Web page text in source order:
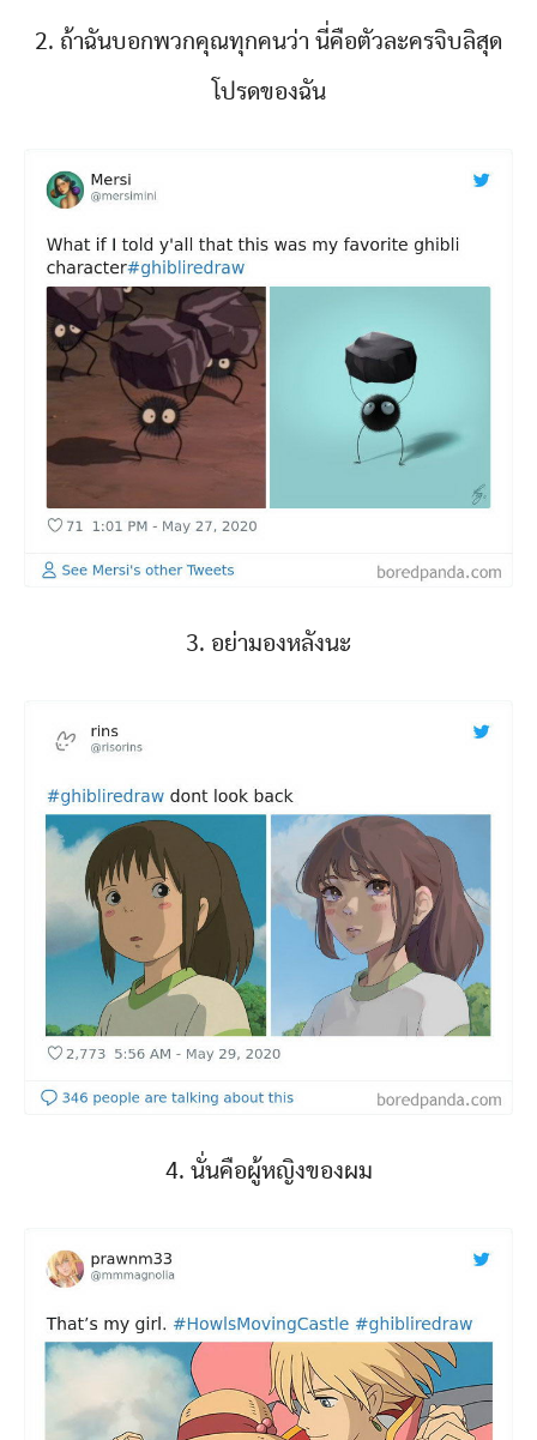
2. ถ้าฉันบอกพวกคุณทุกคนว่า นี่คือตัวละครจิบลิสุด
โปรดของฉัน
3. อย่ามองหลังนะ
4. นั่นคือผู้หญิงของผม